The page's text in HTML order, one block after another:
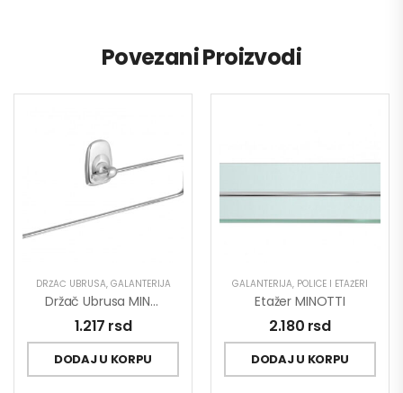
Povezani Proizvodi
DRŽAČ UBRUSA, GALANTERIJA
Držač Ubrusa MINOTTI 80633A
1.217 rsd
DODAJ U KORPU
GALANTERIJA, POLICE I ETAŽERI
Etažer MINOTTI
2.180 rsd
DODAJ U KORPU